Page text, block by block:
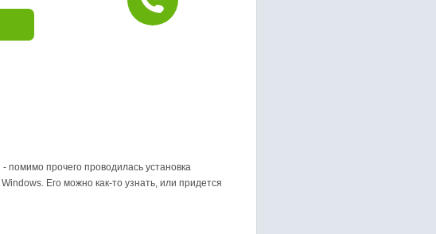
помимо прочего проводилась установка
Его можно как-то узнать, или придется